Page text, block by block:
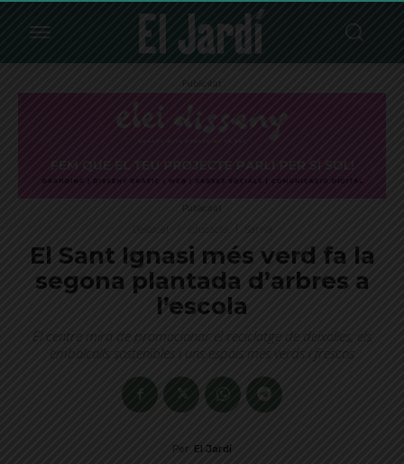
Publicitat
Publicitat
El Sant Ignasi més verd fa la
segona plantada d’arbres a
l’escola
El centre mira de promocionar el reciclatge de deixalles, els
embolcalls sostenibles i uns espais més verds i frescos
Per El Jardí